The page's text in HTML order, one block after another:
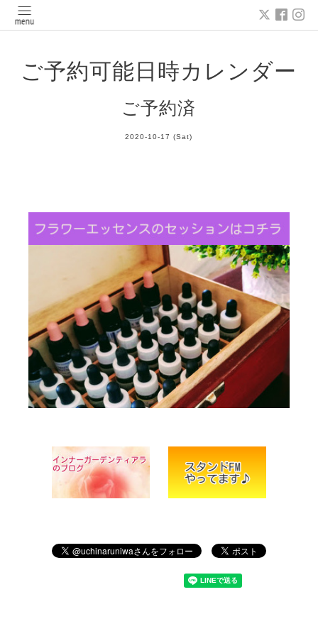
ご予約可能日時カレンダー
ご予約済
2020-10-17 (Sat)